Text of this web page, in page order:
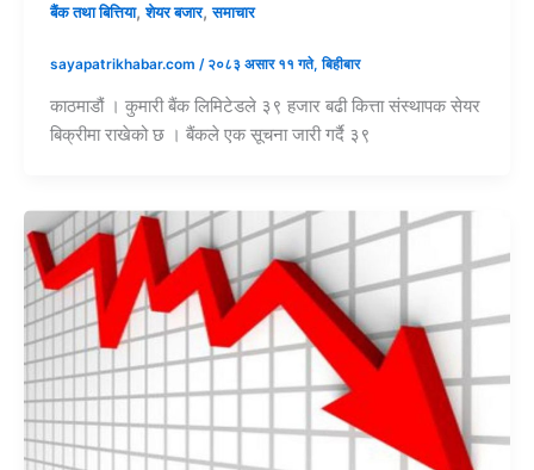
बैंक तथा बित्तिया,शेयर बजार,समाचार
sayapatrikhabar.com / २०८३ असार ११ गते, बिहीबार
काठमाडौं । कुमारी बैंक लिमिटेडले ३९ हजार बढी कित्ता संस्थापक सेयर
बिक्रीमा राखेको छ । बैंकले एक सूचना जारी गर्दै ३९